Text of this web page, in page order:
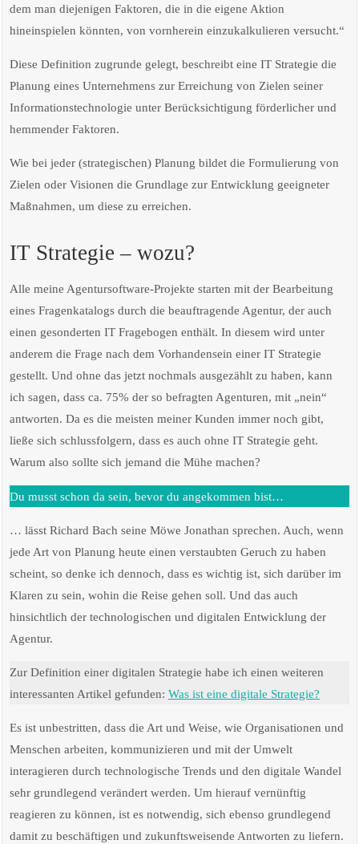
dem man diejenigen Faktoren, die in die eigene Aktion
hineinspielen könnten, von vornherein einzukalkulieren versucht.“
Diese Definition zugrunde gelegt, beschreibt eine IT Strategie die
Planung eines Unternehmens zur Erreichung von Zielen seiner
Informationstechnologie unter Berücksichtigung förderlicher und
hemmender Faktoren.
Wie bei jeder (strategischen) Planung bildet die Formulierung von
Zielen oder Visionen die Grundlage zur Entwicklung geeigneter
Maßnahmen, um diese zu erreichen.
IT Strategie – wozu?
Alle meine Agentursoftware-Projekte starten mit der Bearbeitung
eines Fragenkatalogs durch die beauftragende Agentur, der auch
einen gesonderten IT Fragebogen enthält. In diesem wird unter
anderem die Frage nach dem Vorhandensein einer IT Strategie
gestellt. Und ohne das jetzt nochmals ausgezählt zu haben, kann
ich sagen, dass ca. 75% der so befragten Agenturen, mit „nein“
antworten. Da es die meisten meiner Kunden immer noch gibt,
ließe sich schlussfolgern, dass es auch ohne IT Strategie geht.
Warum also sollte sich jemand die Mühe machen?
Du musst schon da sein, bevor du angekommen bist…
… lässt Richard Bach seine Möwe Jonathan sprechen. Auch, wenn
jede Art von Planung heute einen verstaubten Geruch zu haben
scheint, so denke ich dennoch, dass es wichtig ist, sich darüber im
Klaren zu sein, wohin die Reise gehen soll. Und das auch
hinsichtlich der technologischen und digitalen Entwicklung der
Agentur.
Zur Definition einer digitalen Strategie habe ich einen weiteren
interessanten Artikel gefunden: Was ist eine digitale Strategie?
Es ist unbestritten, dass die Art und Weise, wie Organisationen und
Menschen arbeiten, kommunizieren und mit der Umwelt
interagieren durch technologische Trends und den digitale Wandel
sehr grundlegend verändert werden. Um hierauf vernünftig
reagieren zu können, ist es notwendig, sich ebenso grundlegend
damit zu beschäftigen und zukunftsweisende Antworten zu liefern.